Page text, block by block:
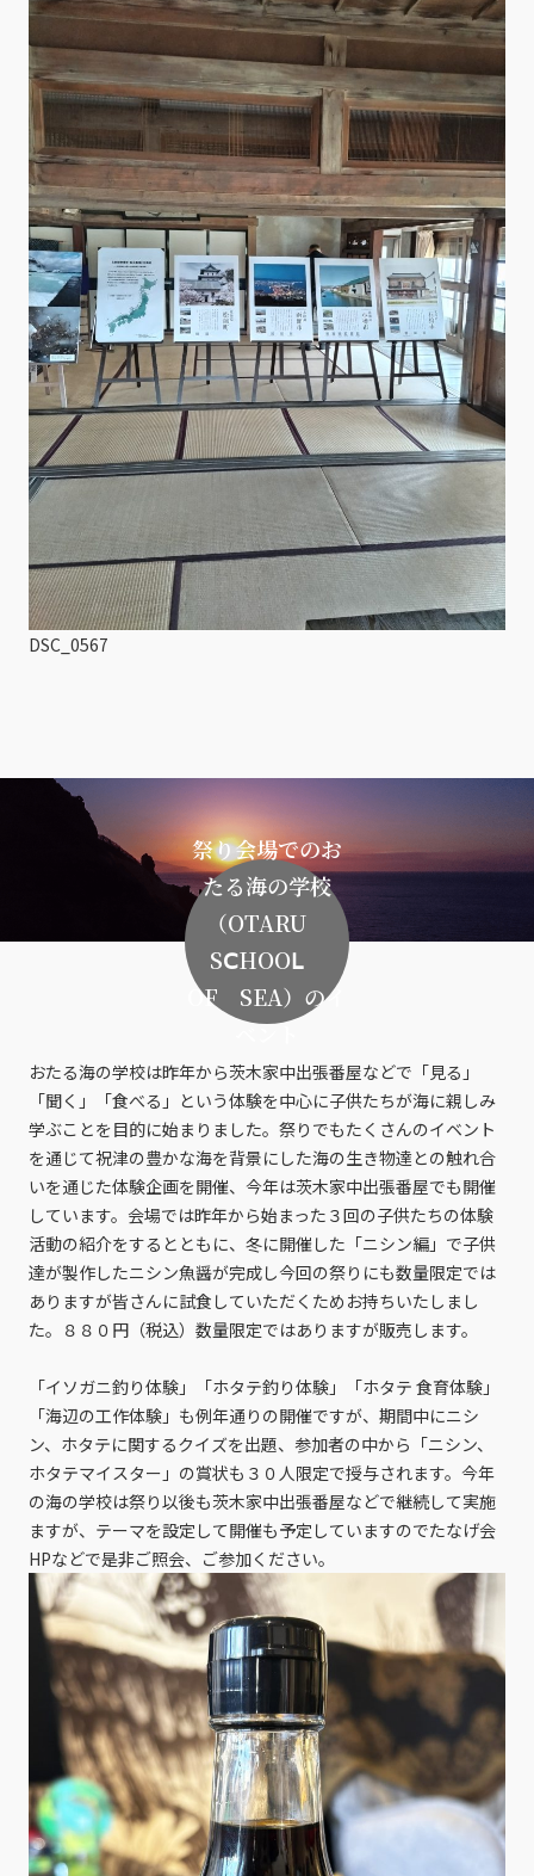
DSC_0567
祭り会場でのお
たる海の学校
（OTARU
SⅭHOOⅬ
ОF SEA）のイ
ベント
おたる海の学校は昨年から茨木家中出張番屋などで「見る」
「聞く」「食べる」という体験を中心に子供たちが海に親しみ
学ぶことを目的に始まりました。祭りでもたくさんのイベント
を通じて祝津の豊かな海を背景にした海の生き物達との触れ合
いを通じた体験企画を開催、今年は茨木家中出張番屋でも開催
しています。会場では昨年から始まった３回の子供たちの体験
活動の紹介をするとともに、冬に開催した「ニシン編」で子供
達が製作したニシン魚醤が完成し今回の祭りにも数量限定では
ありますが皆さんに試食していただくためお持ちいたしまし
た。８８０円（税込）数量限定ではありますが販売します。
「イソガニ釣り体験」「ホタテ釣り体験」「ホタテ 食育体験」
「海辺の工作体験」も例年通りの開催ですが、期間中にニシ
ン、ホタテに関するクイズを出題、参加者の中から「ニシン、
ホタテマイスター」の賞状も３０人限定で授与されます。今年
の海の学校は祭り以後も茨木家中出張番屋などで継続して実施
ますが、テーマを設定して開催も予定していますのでたなげ会
HPなどで是非ご照会、ご参加ください。